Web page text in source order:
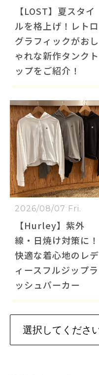
【LOST】夏スタイ
ルを格上げ！レトロ
グラフィックがおし
ゃれな新作タンクト
ップをご紹介！
2026/08/07 Fri.
【Hurley】紫外
線・日焼け対策に！
快適な着心地のレデ
ィースフルジップラ
ッシュパーカー